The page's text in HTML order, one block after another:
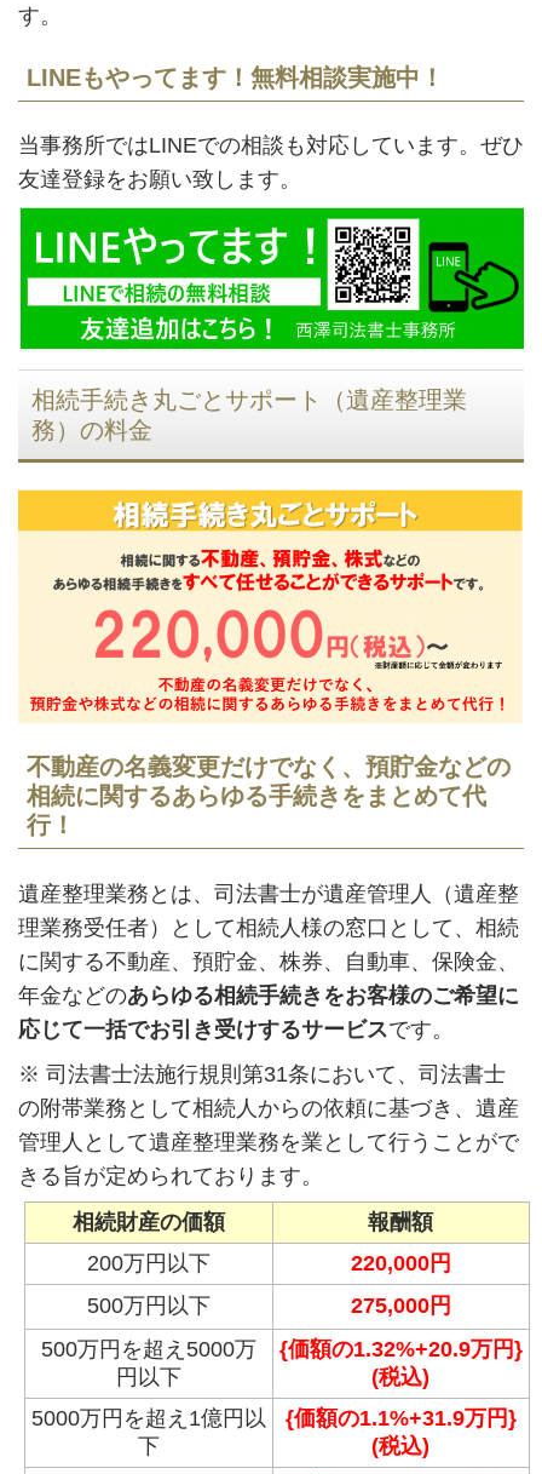
す。
LINEもやってます！無料相談実施中！
当事務所ではLINEでの相談も対応しています。ぜひ
友達登録をお願い致します。
相続手続き丸ごとサポート（遺産整理業
務）の料金
不動産の名義変更だけでなく、預貯金などの
相続に関するあらゆる手続きをまとめて代
行！
遺産整理業務とは、司法書士が遺産管理人（遺産整
理業務受任者）として相続人様の窓口として、相続
に関する不動産、預貯金、株券、自動車、保険金、
年金などのあらゆる相続手続きをお客様のご希望に
応じて一括でお引き受けするサービスです。
※ 司法書士法施行規則第31条において、司法書士
の附帯業務として相続人からの依頼に基づき、遺産
管理人として遺産整理業務を業として行うことがで
きる旨が定められております。
相続財産の価額
報酬額
200万円以下
220,000円
500万円以下
275,000円
500万円を超え5000万
円以下
{価額の1.32%+20.9万円}
(税込)
5000万円を超え1億円以
下
{価額の1.1%+31.9万円}
(税込)